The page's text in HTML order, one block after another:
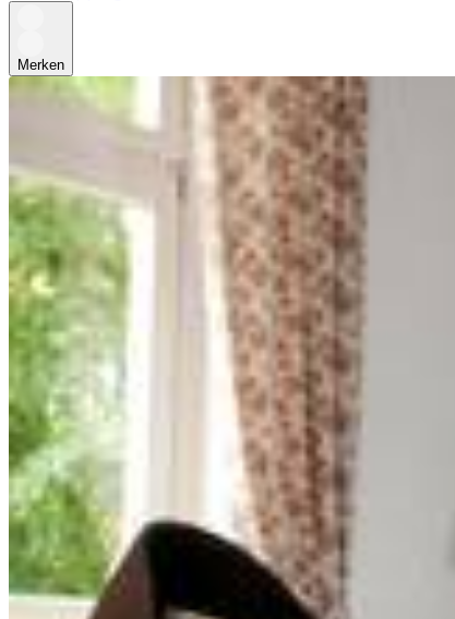
Merken